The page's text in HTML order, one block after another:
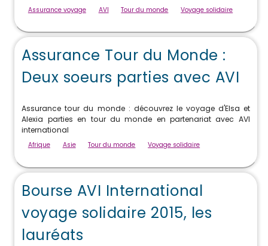
Assurance voyage AVI Tour du monde Voyage solidaire
Assurance Tour du Monde :
Deux soeurs parties avec AVI
Assurance tour du monde : découvrez le voyage d'Elsa et
Alexia parties en tour du monde en partenariat avec AVI
international
Afrique Asie Tour du monde Voyage solidaire
Bourse AVI International
voyage solidaire 2015, les
lauréats